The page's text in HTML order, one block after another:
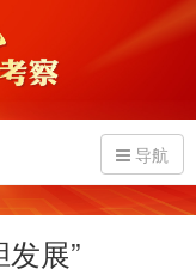
导航
展”